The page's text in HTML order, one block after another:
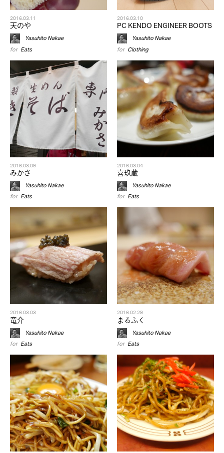
2016.03.11
天のや
Yasuhito Nakae
for Eats
2016.03.10
PC KENDO ENGINEER BOOTS
Yasuhito Nakae
for Clothing
2016.03.09
みかさ
Yasuhito Nakae
for Eats
2016.03.04
喜玖蔵
Yasuhito Nakae
for Eats
2016.03.03
竜介
Yasuhito Nakae
for Eats
2016.02.29
まるふく
Yasuhito Nakae
for Eats